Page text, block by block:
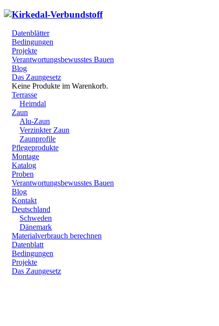
Datenblätter
Bedingungen
Projekte
Verantwortungsbewusstes Bauen
Blog
Das Zaungesetz
Keine Produkte im Warenkorb.
Terrasse
Heimdal
Zaun
Alu-Zaun
Verzinkter Zaun
Zaunprofile
Pflegeprodukte
Montage
Katalog
Proben
Verantwortungsbewusstes Bauen
Blog
Kontakt
Deutschland
Schweden
Dänemark
Materialverbrauch berechnen
Datenblatt
Bedingungen
Projekte
Das Zaungesetz